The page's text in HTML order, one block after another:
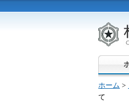
札幌市
ホーム >
て